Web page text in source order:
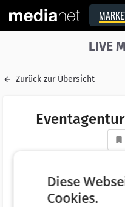
LIVE
Zurück zur Übersicht
AT 1070
Telefonnummer +43 (650)
Diese
Cookies.